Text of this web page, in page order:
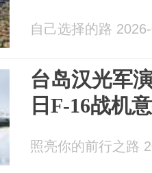
自己选择的路
台岛汉光军
日F-16战机
照亮你的前行之路